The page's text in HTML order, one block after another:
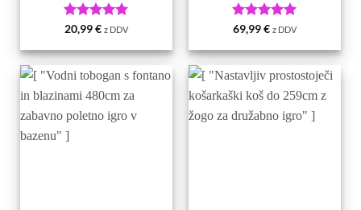
Ocenjeno5
20,99€ z DDV Ocenjeno5
69,99€ z DDV